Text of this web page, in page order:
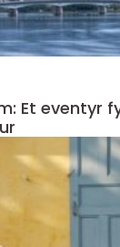
Et eventyr